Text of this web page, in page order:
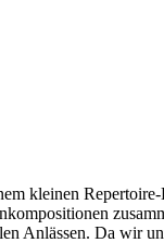
kleinen
Anlässen. Da wir